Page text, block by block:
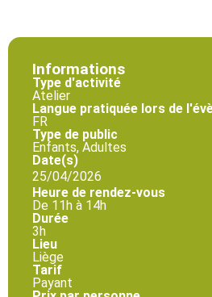
Informations
Type d'activité
Atelier
Langue pratiquée lors de
FR
Type de public
Enfants, Adultes
Date(s)
25/04/2026
Heure de rendez-vous
De 11h à 14h
Durée
3h
Lieu
Liège
Tarif
Payant